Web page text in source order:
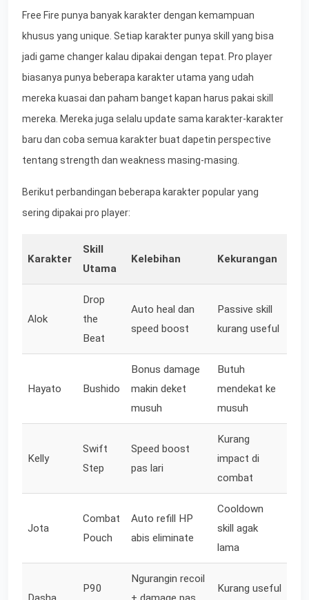
Free Fire punya banyak karakter dengan kemampuan
khusus yang unique. Setiap karakter punya skill yang bisa
jadi game changer kalau dipakai dengan tepat. Pro player
biasanya punya beberapa karakter utama yang udah
mereka kuasai dan paham banget kapan harus pakai skill
mereka. Mereka juga selalu update sama karakter-karakter
baru dan coba semua karakter buat dapetin perspective
tentang strength dan weakness masing-masing.
Berikut perbandingan beberapa karakter popular yang
sering dipakai pro player:
Karakter
Skill
Utama
Kelebihan Kekurangan
Alok
Drop
the
Beat
Auto heal dan
speed boost
Passive skill
kurang useful
Hayato Bushido
Bonus damage
makin deket
musuh
Butuh
mendekat ke
musuh
Kelly
Swift
Step
Speed boost
pas lari
Kurang
impact di
combat
Jota
Combat
Pouch
Auto refill HP
abis eliminate
Cooldown
skill agak
lama
P90
Ngurangin recoil
Kurang useful